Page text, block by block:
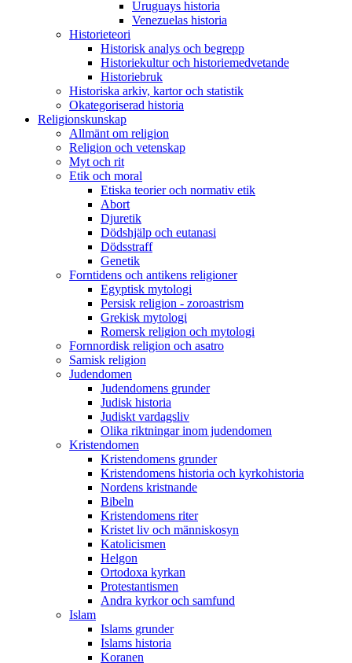
Uruguays historia
Venezuelas historia
Historieteori
Historisk analys och begrepp
Historiekultur och historiemedvetande
Historiebruk
Historiska arkiv, kartor och statistik
Okategoriserad historia
Religionskunskap
Allmänt om religion
Religion och vetenskap
Myt och rit
Etik och moral
Etiska teorier och normativ etik
Abort
Djuretik
Dödshjälp och eutanasi
Dödsstraff
Genetik
Forntidens och antikens religioner
Egyptisk mytologi
Persisk religion - zoroastrism
Grekisk mytologi
Romersk religion och mytologi
Fornnordisk religion och asatro
Samisk religion
Judendomen
Judendomens grunder
Judisk historia
Judiskt vardagsliv
Olika riktningar inom judendomen
Kristendomen
Kristendomens grunder
Kristendomens historia och kyrkohistoria
Nordens kristnande
Bibeln
Kristendomens riter
Kristet liv och människosyn
Katolicismen
Helgon
Ortodoxa kyrkan
Protestantismen
Andra kyrkor och samfund
Islam
Islams grunder
Islams historia
Koranen